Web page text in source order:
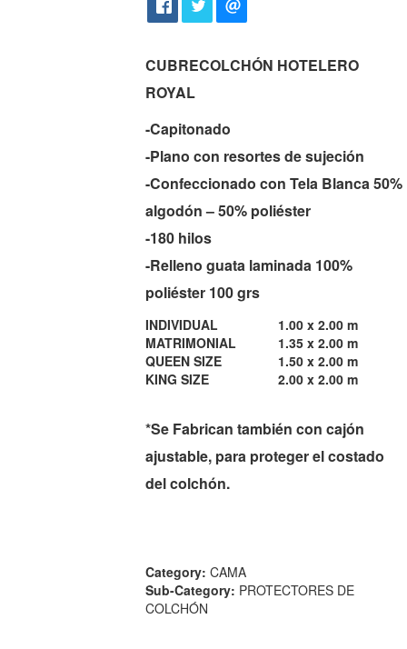
CUBRECOLCHÓN HOTELERO
ROYAL
-Capitonado
-Plano con resortes de sujeción
-Confeccionado con Tela Blanca 50%
algodón – 50% poliéster
-180 hilos
-Relleno guata laminada 100%
poliéster 100 grs
INDIVIDUAL
1.00 x 2.00 m
MATRIMONIAL
1.35 x 2.00 m
QUEEN SIZE
1.50 x 2.00 m
KING SIZE
2.00 x 2.00 m
*Se Fabrican también con cajón
ajustable, para proteger el costado
del colchón.
Category: CAMA
Sub-Category: PROTECTORES DE
COLCHÓN